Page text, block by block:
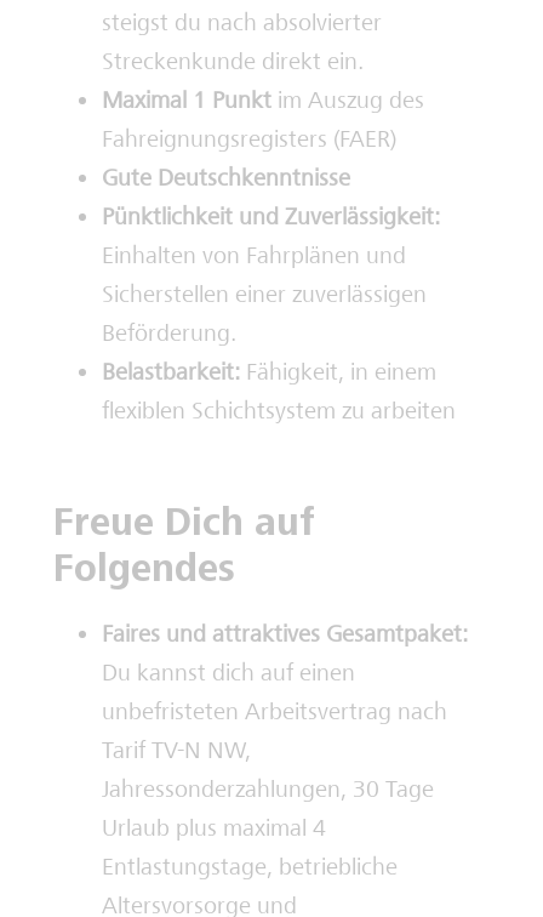
steigst du nach absolvierter
Streckenkunde direkt ein.
Maximal 1 Punkt im Auszug des
Fahreignungsregisters (FAER)
Gute Deutschkenntnisse
Pünktlichkeit und Zuverlässigkeit:
Einhalten von Fahrplänen und
Sicherstellen einer zuverlässigen
Beförderung.
Belastbarkeit: Fähigkeit, in einem
flexiblen Schichtsystem zu arbeiten
Freue Dich auf
Folgendes
Faires und attraktives Gesamtpaket:
Du kannst dich auf einen
unbefristeten Arbeitsvertrag nach
Tarif TV-N NW,
Jahressonderzahlungen, 30 Tage
Urlaub plus maximal 4
Entlastungstage, betriebliche
Altersvorsorge und